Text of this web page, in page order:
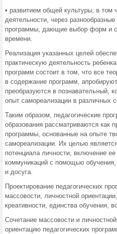
• развитием общей культуры, в том
деятельности, через
программы, дающие выбор форм и
времени.
Реализация указанных целей
практическую деятельность
программ состоит в том, что все
в содержание программ,
преобразуются в познавательный,
опыт самореализации в различных
Таким образом, педагогические
образования рассматриваются как
программы, основанные на опыте
самореализации. Их целью
потенциала личности, включение
коммуникаций с помощью
и досуга.
Проектирование педагогических
массовости, личностной
креативности, единства обучения,
Сочетание массовости и
ориентацию педагогических